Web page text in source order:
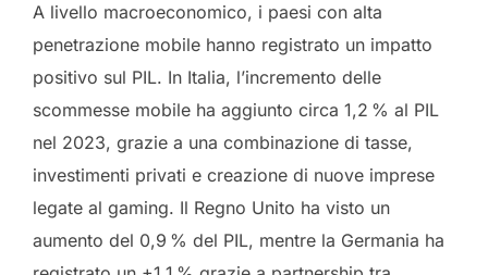
A livello macroeconomico, i paesi con alta
penetrazione mobile hanno registrato un impatto
positivo sul PIL. In Italia, l’incremento delle
scommesse mobile ha aggiunto circa 1,2 % al PIL
nel 2023, grazie a una combinazione di tasse,
investimenti privati e creazione di nuove imprese
legate al gaming. Il Regno Unito ha visto un
aumento del 0,9 % del PIL, mentre la Germania ha